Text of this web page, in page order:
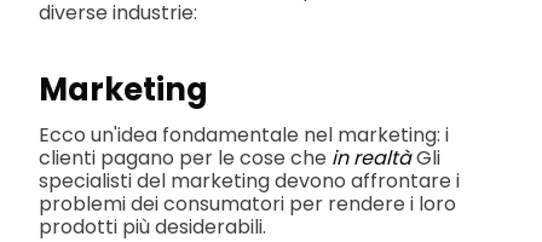
diverse industrie:
Marketing
Ecco un'idea fondamentale nel marketing: i
clienti pagano per le cose che in realtàGli
specialisti del marketing devono affrontare i
problemi dei consumatori per rendere i loro
prodotti più desiderabili.